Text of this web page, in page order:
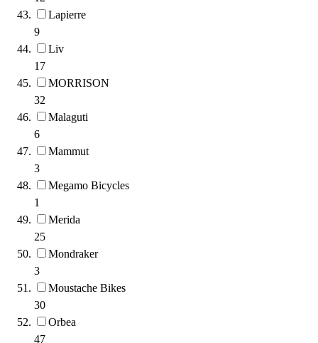
Lapierre
9
Liv
17
MORRISON
32
Malaguti
6
Mammut
3
Megamo Bicycles
1
Merida
25
Mondraker
3
Moustache Bikes
30
Orbea
47